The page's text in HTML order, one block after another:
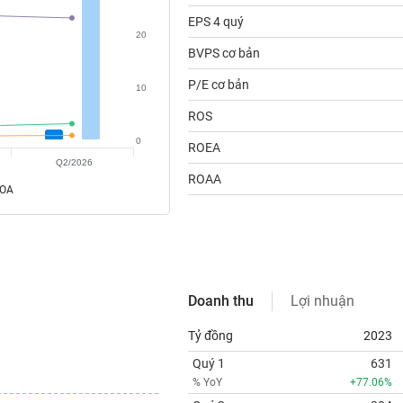
0
10
20
Q2/2026
EPS 4 quý
BVPS cơ bản
P/E cơ bản
ROS
ROEA
ROAA
Doanh thu Lợi nhuận
Tỷ đồng 2023
Quý 1
% YoY
631
+77.06%